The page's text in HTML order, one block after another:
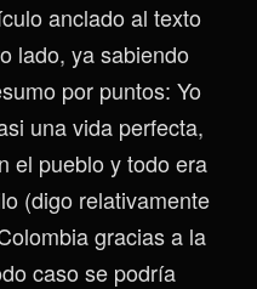
anclado al texto
lado, ya sabiendo
por puntos: Yo
una vida perfecta,
el pueblo y todo era
(digo relativamente
gracias a la
caso se podría